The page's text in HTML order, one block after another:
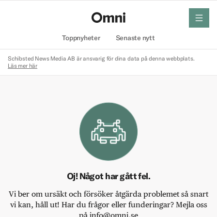
Toppnyheter Senaste nytt
meny
Schibsted News Media AB är ansvarig för dina data på denna webbplats.
Läs mer här
Oj! Något har gått fel.
Vi ber om ursäkt och försöker åtgärda problemet så snart
vi kan, håll ut! Har du frågor eller funderingar? Mejla oss